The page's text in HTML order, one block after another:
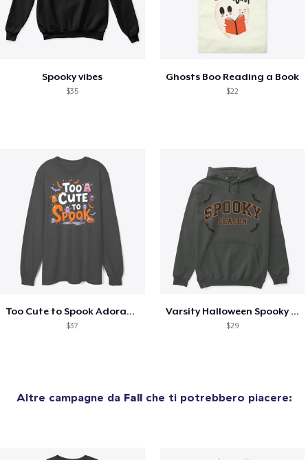
Spooky vibes
$35
Ghosts Boo Reading a Book
$22
Too Cute to Spook Adorable Halloween Tee
$37
Varsity Halloween Spooky Season Letter
$29
Altre campagne da Fallche ti potrebbero piacere: